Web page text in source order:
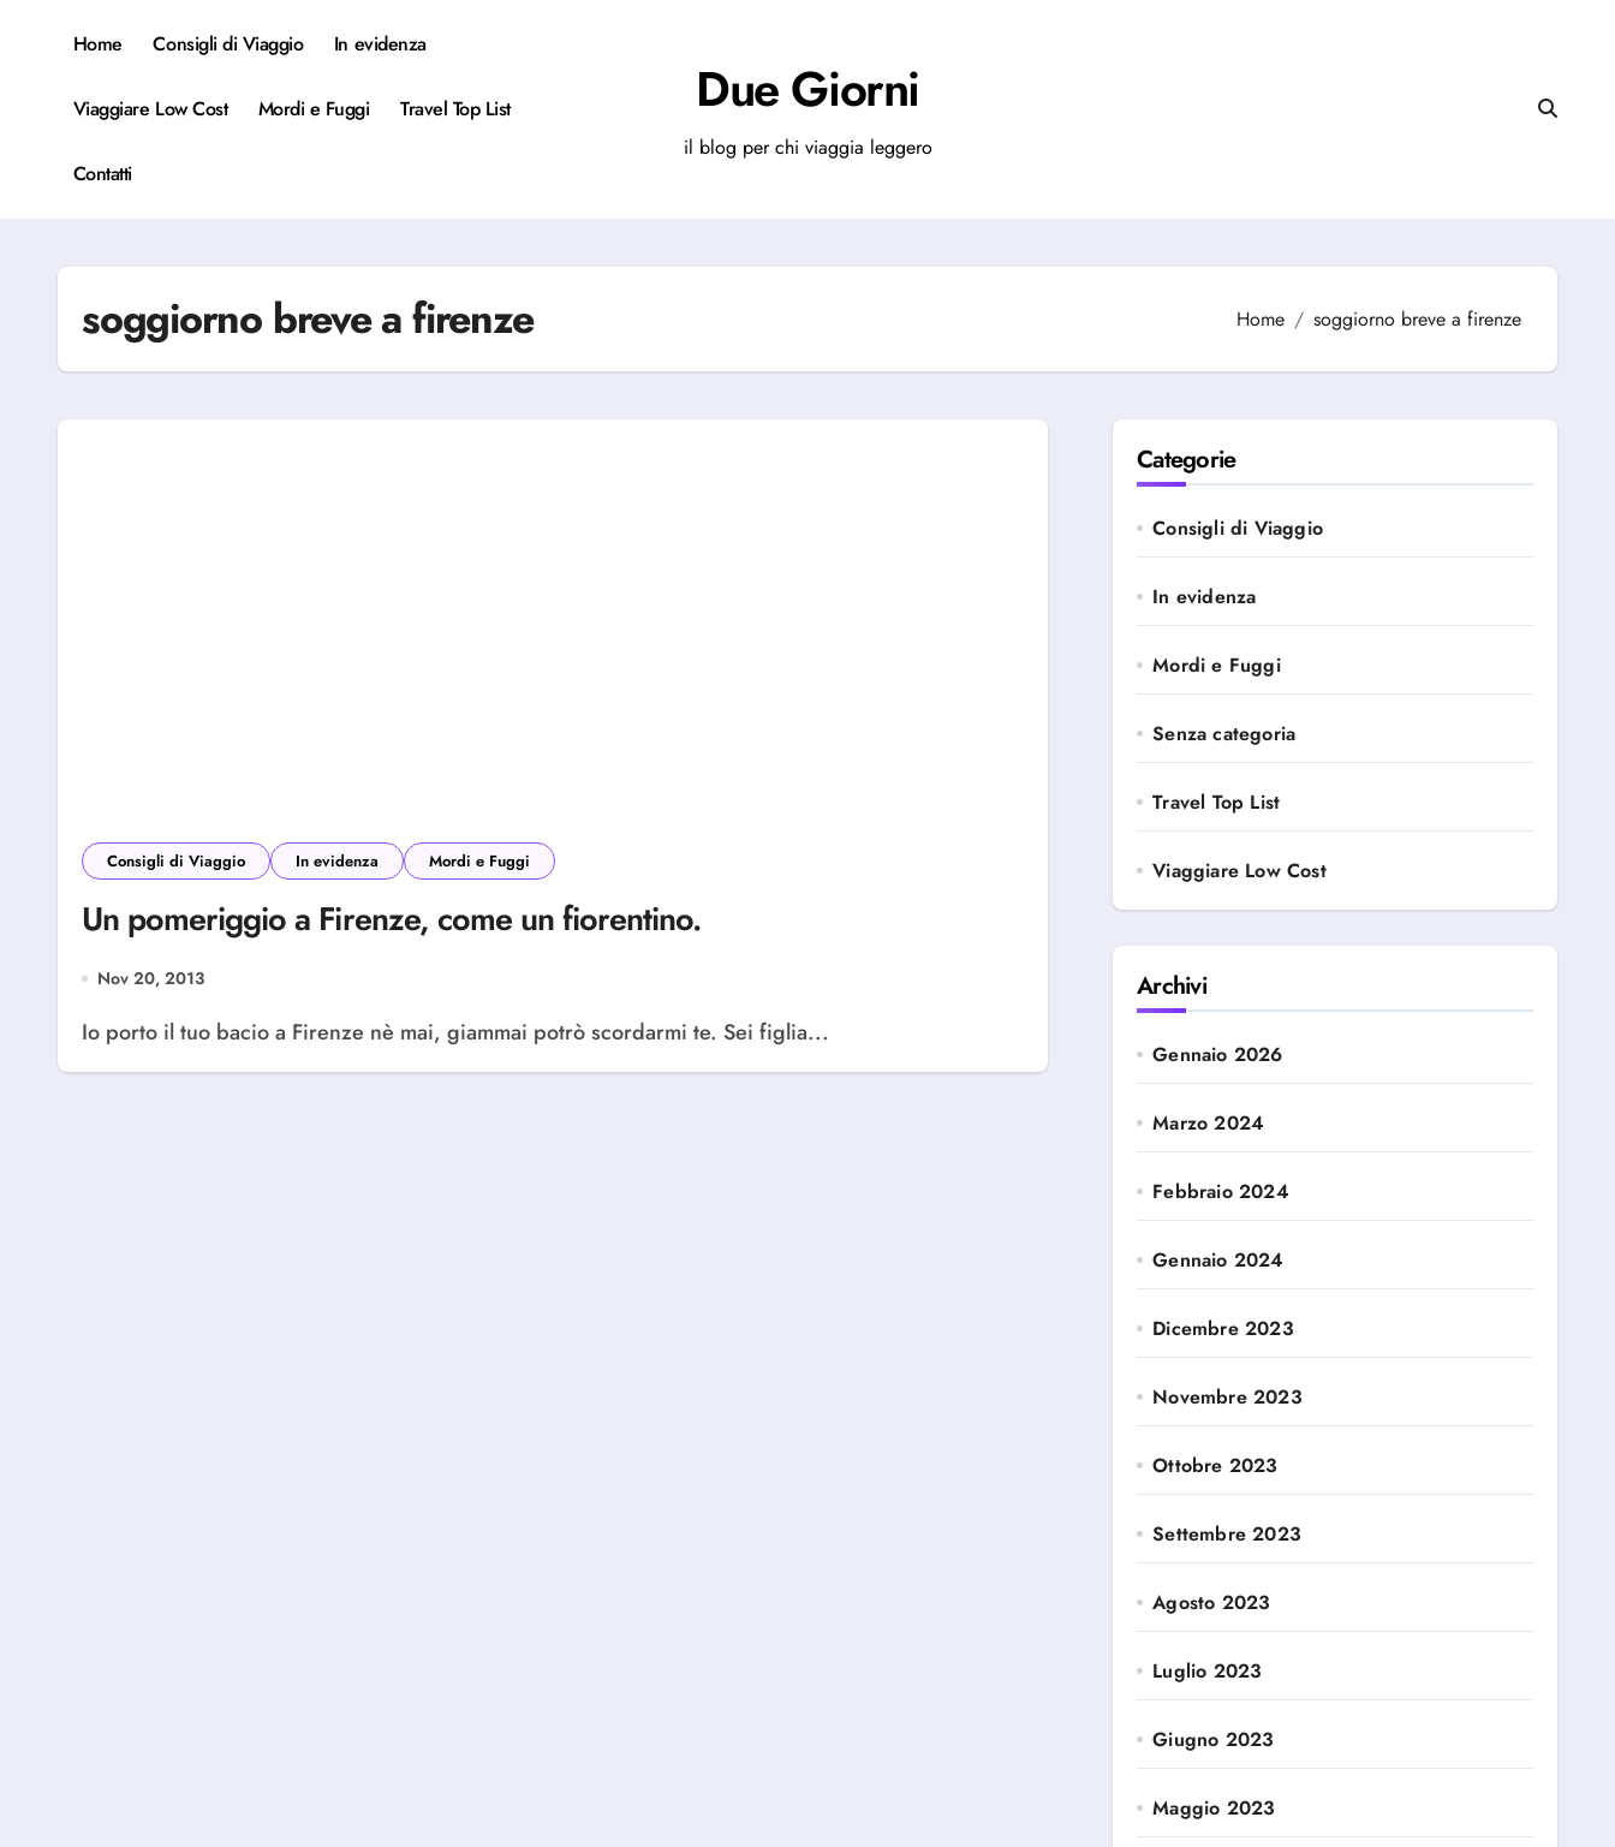
Home Consigli di Viaggio In evidenza
Viaggiare Low Cost Mordi e Fuggi Travel Top List
Contatti
Due Giorni
il blog per chi viaggia leggero
soggiorno breve a firenze Home soggiorno breve a firenze
Consigli di Viaggio In evidenza Mordi e Fuggi
Un pomeriggio a Firenze, come un fiorentino.
Nov 20, 2013
Io porto il tuo bacio a Firenze nè mai, giammai potrò scordarmi te. Sei figlia...
Categorie
Consigli di Viaggio
In evidenza
Mordi e Fuggi
Senza categoria
Travel Top List
Viaggiare Low Cost
Archivi
Gennaio 2026
Marzo 2024
Febbraio 2024
Gennaio 2024
Dicembre 2023
Novembre 2023
Ottobre 2023
Settembre 2023
Agosto 2023
Luglio 2023
Giugno 2023
Maggio 2023